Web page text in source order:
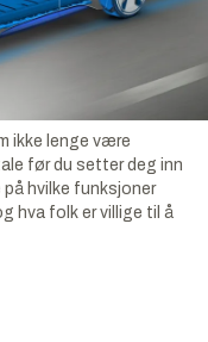
ikke lenge være
før du setter deg inn
på hvilke funksjoner
hva folk er villige til å